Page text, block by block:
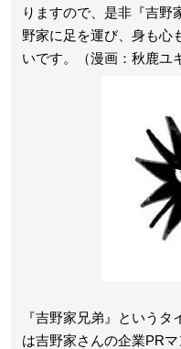
りますので、是非『吉野
野家に足を運び、身も心
いです。（漫画：秋鹿ユ
『吉野家兄弟』という
は吉野家さんの企業PR